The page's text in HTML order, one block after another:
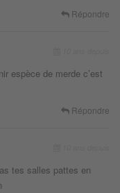
Répondre
espèce de merde c’est
Répondre
tes salles pattes en